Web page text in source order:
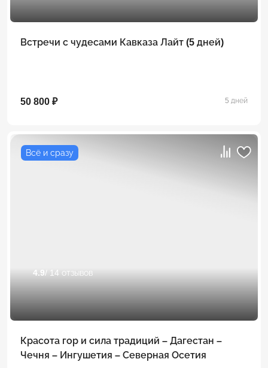
Встречи с чудесами Кавказа Лайт (5 дней)
50 800 ₽ 5 дней
Всё и сразу
4.9 / 14 отзывов
Красота гор и сила традиций – Дагестан –
Чечня – Ингушетия – Северная Осетия